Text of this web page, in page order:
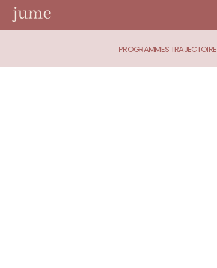
PROGRAMMES TRAJECTOIRE